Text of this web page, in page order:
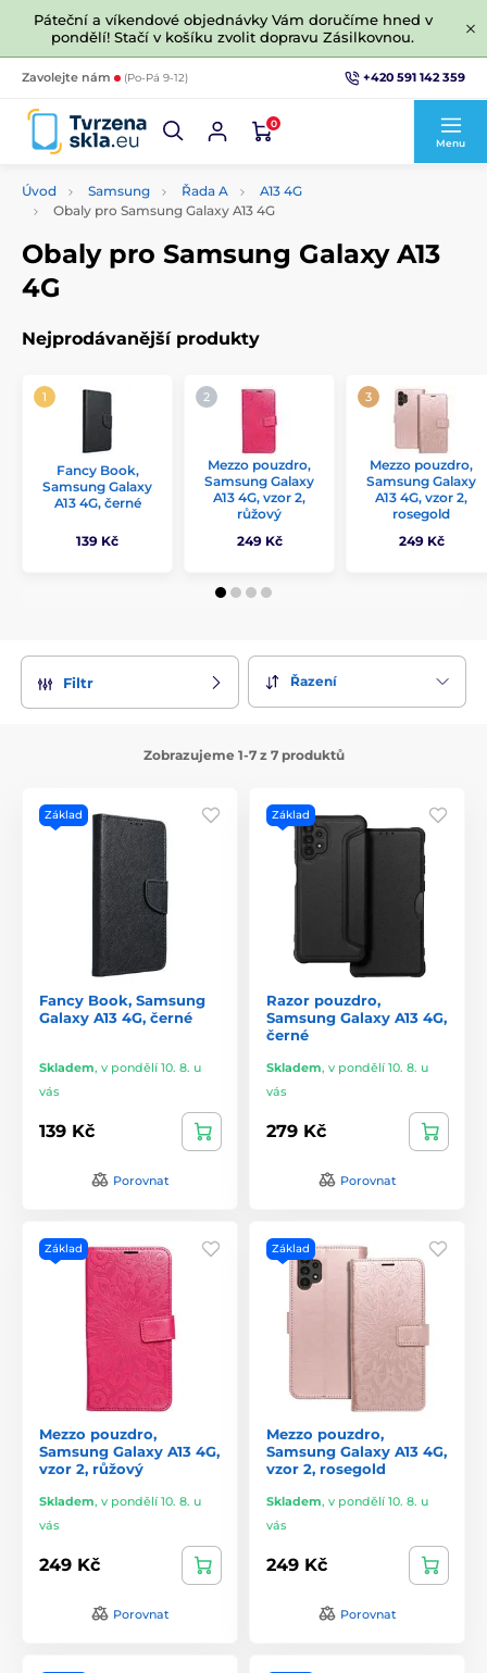
Páteční a víkendové objednávky Vám doručíme hned v
pondělí! Stačí v košíku zvolit dopravu Zásilkovnou.
Zavolejte nám (Po-Pá 9-12) +420 591 142 359
0
Menu
Úvod Samsung Řada A
A13 4G
Obaly pro Samsung Galaxy A13 4G
Obaly pro Samsung Galaxy A13
4G
Nejprodávanější produkty
Fancy Book,
Samsung Galaxy
A13 4G, černé
139 Kč
Mezzo pouzdro,
Samsung Galaxy
A13 4G, vzor 2,
růžový
249 Kč
Mezzo pouzdro,
Samsung Galaxy
A13 4G, vzor 2,
rosegold
249 Kč
Filtr Řazení
Zobrazujeme 1-7 z 7 produktů
Základ
Fancy Book, Samsung
Galaxy A13 4G, černé
Skladem, v pondělí 10. 8. u
vás
139 Kč
Porovnat
Základ
Razor pouzdro,
Samsung Galaxy A13 4G,
černé
Skladem, v pondělí 10. 8. u
vás
279 Kč
Porovnat
Základ
Mezzo pouzdro,
Samsung Galaxy A13 4G,
vzor 2, růžový
Skladem, v pondělí 10. 8. u
vás
249 Kč
Porovnat
Základ
Mezzo pouzdro,
Samsung Galaxy A13 4G,
vzor 2, rosegold
Skladem, v pondělí 10. 8. u
vás
249 Kč
Porovnat